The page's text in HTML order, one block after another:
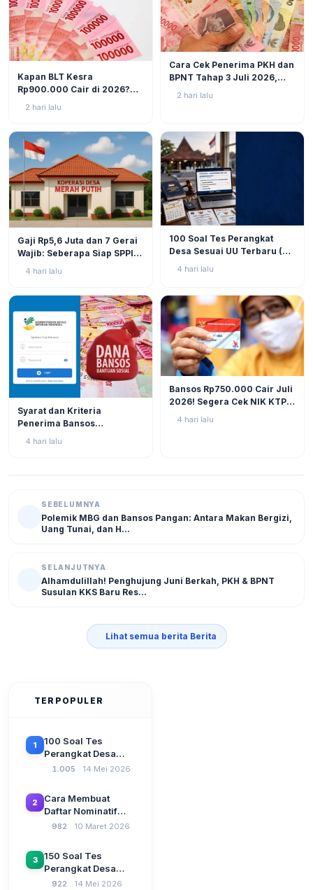
Kapan BLT Kesra
Rp900.000 Cair di 2026?
Simak Prediksi dan
2 hari lalu
Cara Cek Penerima PKH dan
BPNT Tahap 3 Juli 2026,
Bansos Sudah Mulai Cair!
2 hari lalu
Gaji Rp5,6 Juta dan 7 Gerai
Wajib: Seberapa Siap SPPI
4 hari lalu
100 Soal Tes Perangkat
Desa Sesuai UU Terbaru (UU
4 hari lalu
Syarat dan Kriteria
Penerima Bansos
Rp750.000 Juli 2026, Cek
4 hari lalu
Bansos Rp750.000 Cair Juli
2026! Segera Cek NIK KTP
di Situs Resmi Kemensos
4 hari lalu
SEBELUMNYA
Polemik MBG dan Bansos Pangan: Antara Makan Bergizi,
Uang Tunai, dan H...
SELANJUTNYA
Alhamdulillah! Penghujung Juni Berkah, PKH & BPNT
Susulan KKS Baru Res...
Lihat semua berita Berita
TERPOPULER
1
100 Soal Tes
Perangkat Desa
Terbaru 2026
CAT Berbasis UU
Desa No. 3 Tahun
2024
1.005 14 Mei 2026
2
Cara Membuat
Daftar Nominatif
Siltap di Aplikasi
SPP Pencairan
Dana Desa
982 10 Maret 2026
3
150 Soal Tes
Perangkat Desa
2026: Administrasi
922 14 Mei 2026